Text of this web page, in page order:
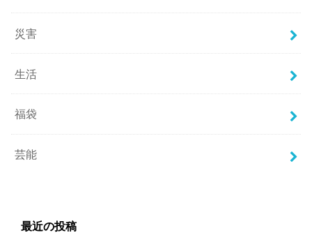
災害
生活
福袋
芸能
最近の投稿